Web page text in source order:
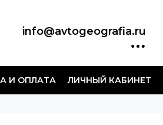
info@avtogeografia.ru
И ОПЛАТА ЛИЧНЫЙ КАБИНЕТ